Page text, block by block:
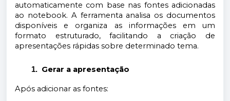
automaticamente com base nas fontes adicionadas
ao notebook. A ferramenta analisa os documentos
disponíveis e organiza as informações em um
formato estruturado, facilitando a criação de
apresentações rápidas sobre determinado tema.
Gerar a apresentação
Após adicionar as fontes: